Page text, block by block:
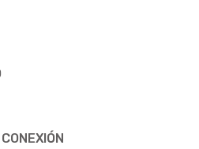
CONEXIÓN